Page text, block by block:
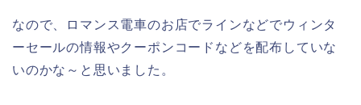
なので、ロマンス電車のお店でラインなどでウィンタ
ーセールの情報やクーポンコードなどを配布していな
いのかな～と思いました。